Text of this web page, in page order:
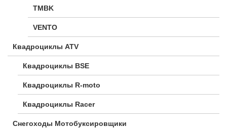
TMBK
VENTO
Квадроциклы ATV
Квадроциклы BSE
Квадроциклы R-moto
Квадроциклы Racer
Снегоходы Мотобуксировщики